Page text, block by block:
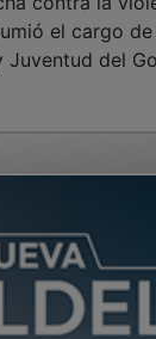
el cargo
del